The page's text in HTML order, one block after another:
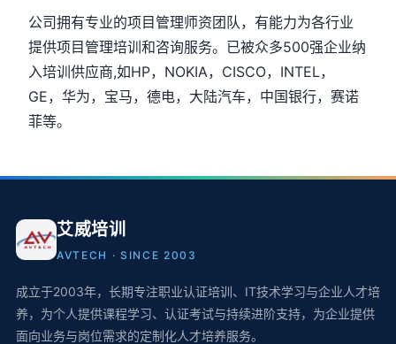
公司拥有专业的项目管理师资团队，有能力为各行业
提供项目管理培训和咨询服务。已被众多500强企业纳
入培训供应商,如HP，NOKIA，CISCO，INTEL，
GE，华为，宝马，德电，大陆汽车，中国银行，赛诺
菲等。
艾威培训
AVTECH · SINCE 2003
成立于2003年，长期专注职业认证培训、IT技术学习与企业人才培
养，为个人提供课程学习、认证考试与持续进阶支持，为企业提供
面向业务与岗位需求的定制化人才培养服务。